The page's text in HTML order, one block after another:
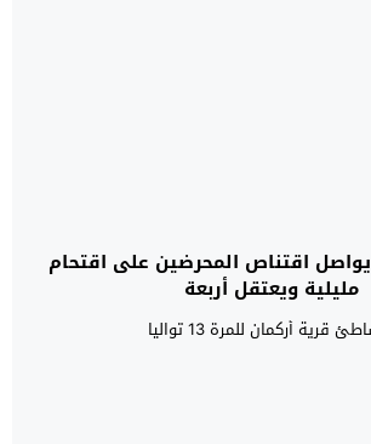
الدرك الملكي يواصل اقتناص المحرضين على اقتحام
مليلية ويعتقل أربعة